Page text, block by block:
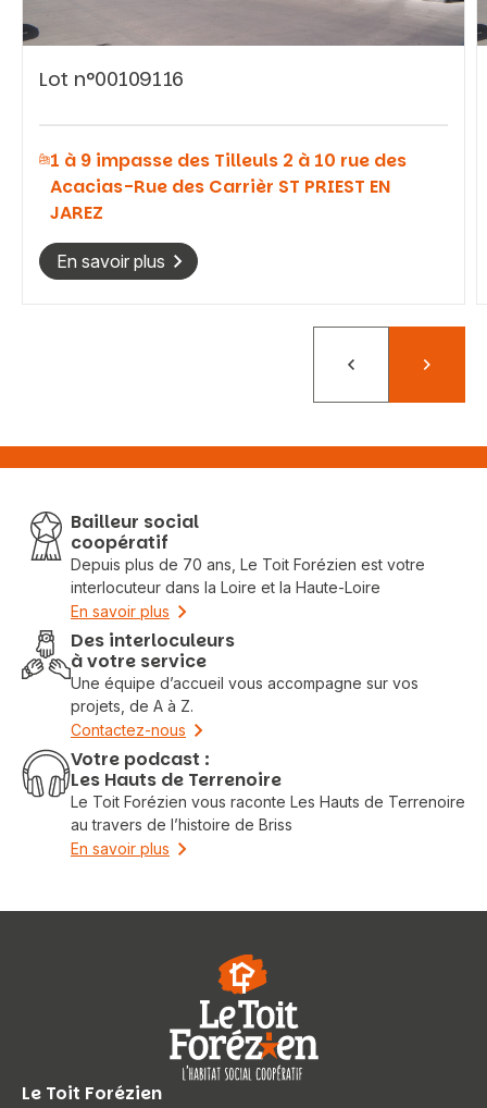
Rechercher
Lot n°00109116
1 à 9 impasse des Tilleuls 2 à 10 rue des
Acacias-Rue des Carrièr ST PRIEST EN
JAREZ
En savoir plus
PrécédentSuivant
Bailleur social
coopératif
Depuis plus de 70 ans, Le Toit Forézien est votre
interlocuteur dans la Loire et la Haute-Loire
En savoir plus
Des interloculeurs
à votre service
Une équipe d’accueil vous accompagne sur vos
projets, de A à Z.
Contactez-nous
Votre podcast :
Les Hauts de Terrenoire
Le Toit Forézien vous raconte Les Hauts de Terrenoire
au travers de l’histoire de Briss
En savoir plus
Le Toit Forézien